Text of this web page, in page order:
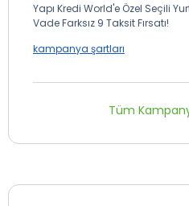
Yapı Kredi World'e Özel Seçili
Vade Farksız 9 Taksit Fırsatı!
kampanya şartları
Tüm